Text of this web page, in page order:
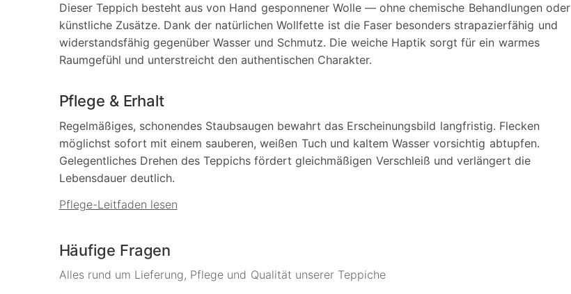
Dieser Teppich besteht aus von Hand gesponnener Wolle — ohne chemische Behandlungen oder
künstliche Zusätze. Dank der natürlichen Wollfette ist die Faser besonders strapazierfähig und
widerstandsfähig gegenüber Wasser und Schmutz. Die weiche Haptik sorgt für ein warmes
Raumgefühl und unterstreicht den authentischen Charakter.
Pflege & Erhalt
Regelmäßiges, schonendes Staubsaugen bewahrt das Erscheinungsbild langfristig. Flecken
möglichst sofort mit einem sauberen, weißen Tuch und kaltem Wasser vorsichtig abtupfen.
Gelegentliches Drehen des Teppichs fördert gleichmäßigen Verschleiß und verlängert die
Lebensdauer deutlich.
Pflege-Leitfaden lesen
Häufige Fragen
Alles rund um Lieferung, Pflege und Qualität unserer Teppiche